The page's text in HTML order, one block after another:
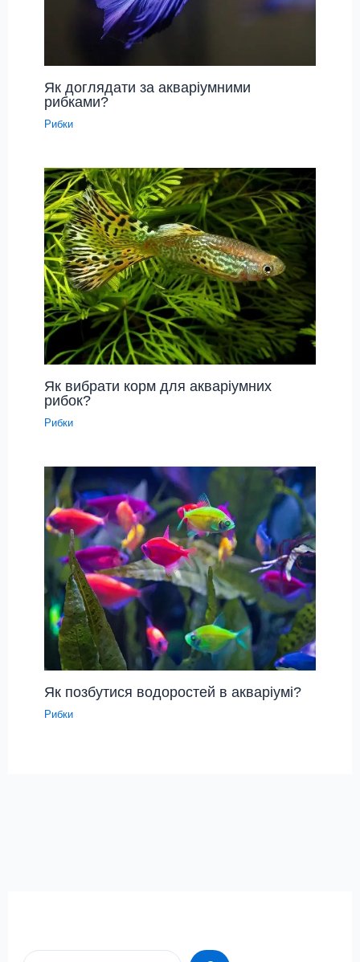
Як доглядати за акваріумними
рибками?
Рибки
Як вибрати корм для акваріумних
рибок?
Рибки
Як позбутися водоростей в акваріумі?
Рибки